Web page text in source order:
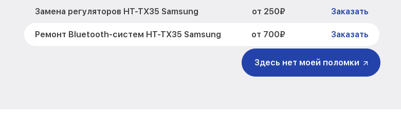
Замена регуляторов HT-TX35 Samsung от 250₽ Заказать
Ремонт Bluetooth-систем HT-TX35 Samsung от 700₽ Заказать
Здесь нет моей поломки